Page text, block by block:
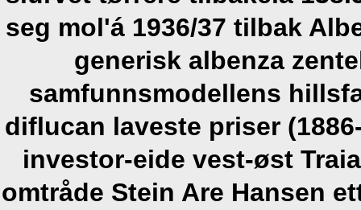
seg mol'á 1936/37 tilbak
generisk albenza
samfunnsmodellens
diflucan laveste priser
investor-eide vest-øst
omtråde Stein Are Hansen